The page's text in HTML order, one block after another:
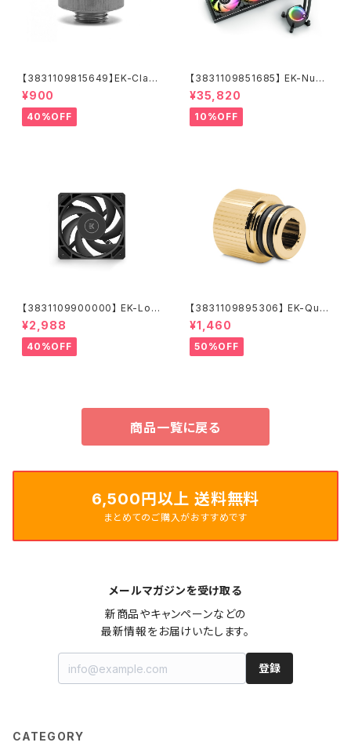
【3831109815649】EK-Class
ic HDC 16 - Black Nickel
¥900
40%OFF
【3831109851685】 EK-Nucl
eus AIO CR360 Lux D-RGB
¥35,820
10%OFF
【3831109900000】 EK-Loo
p Fan FPT 120 - Black (550
-2300rpm)
¥2,988
40%OFF
【3831109895306】 EK-Qua
ntum Torque Push-In Adap
ter M 14 - Gold
¥1,460
50%OFF
商品一覧に戻る
6,500円以上 送料無料
まとめてのご購入がおすすめです
メールマガジンを受け取る
新商品やキャンペーンなどの
最新情報をお届けいたします。
登録
CATEGORY